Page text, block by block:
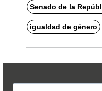
Senado de la
igualdad de género